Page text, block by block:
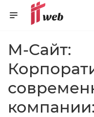
М-Сайт: